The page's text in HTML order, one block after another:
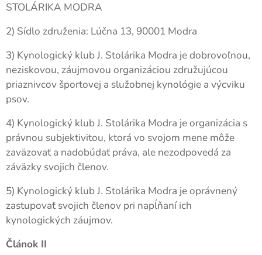
STOLÁRIKA MODRA
2) Sídlo združenia: Lúčna 13, 90001 Modra
3) Kynologický klub J. Stolárika Modra je dobrovoľnou,
neziskovou, záujmovou organizáciou združujúcou
priaznivcov športovej a služobnej kynológie a výcviku
psov.
4) Kynologický klub J. Stolárika Modra je organizácia s
právnou subjektivitou, ktorá vo svojom mene môže
zaväzovať a nadobúdať práva, ale nezodpovedá za
záväzky svojich členov.
5) Kynologický klub J. Stolárika Modra je oprávnený
zastupovať svojich členov pri napĺňaní ich
kynologických záujmov.
Článok II